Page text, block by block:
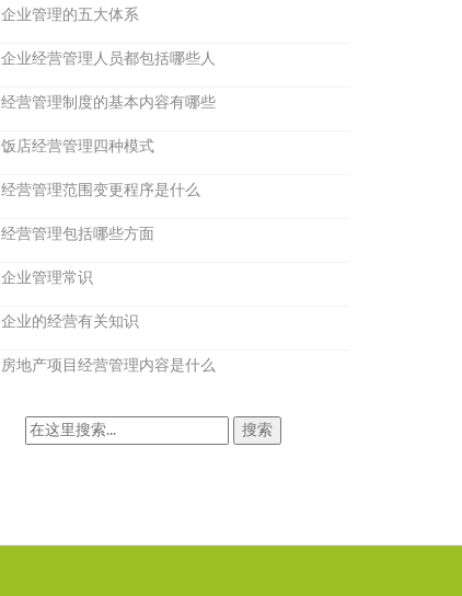
企业管理的五大体系
企业经营管理人员都包括哪些人
经营管理制度的基本内容有哪些
饭店经营管理四种模式
经营管理范围变更程序是什么
经营管理包括哪些方面
企业管理常识
企业的经营有关知识
房地产项目经营管理内容是什么